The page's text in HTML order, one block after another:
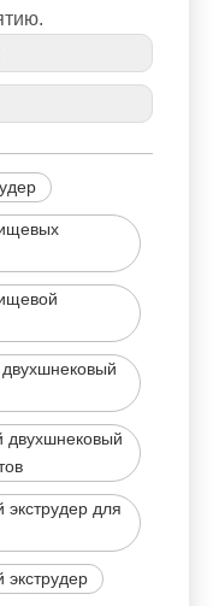
двухшнековый
для